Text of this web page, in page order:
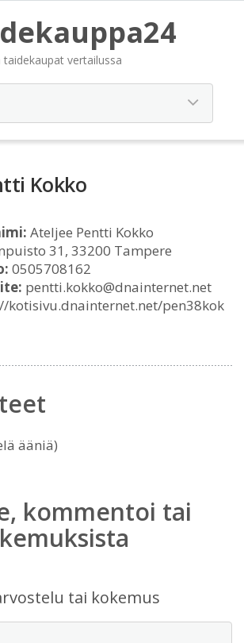
taidekaupat vertailussa
Kokko
Ateljee Pentti Kokko
31, 33200 Tampere
0505708162
pentti.kokko@dnainternet.net
kotisivu.dnainternet.net/pen38kok
ääniä)
kommentoi tai
tai kokemus